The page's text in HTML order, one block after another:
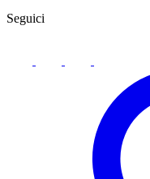
Seguici